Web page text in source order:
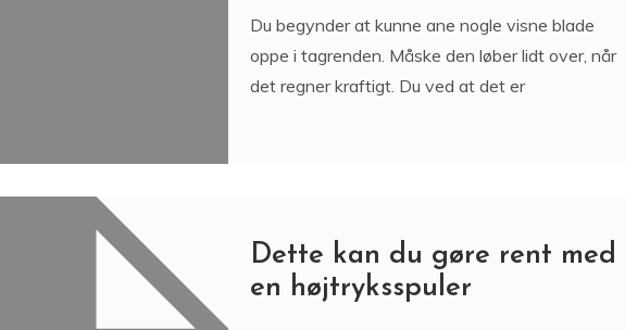
Du begynder at kunne ane nogle visne blade
oppe i tagrenden. Måske den løber lidt over, når
det regner kraftigt. Du ved at det er
Dette kan du gøre rent med
en højtryksspuler